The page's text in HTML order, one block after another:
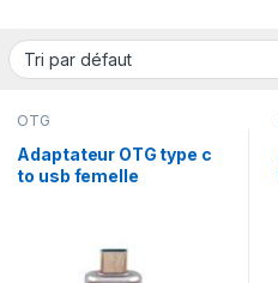
OTG
Adaptateur OTG type c
to usb femelle